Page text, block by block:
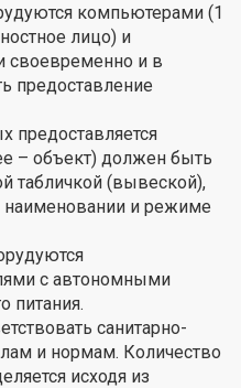
компьютерами (1
лицо) и
своевременно и в
предоставление
предоставляется
– объект) должен быть
табличкой (вывеской),
и режиме
с автономными
питания.
санитарно-
и нормам. Количество
исходя из